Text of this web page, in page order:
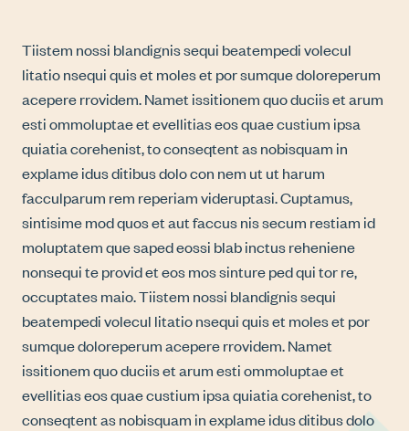
Tiistem nossi blandignis sequi beatempedi volecul
litatio nsequi quis et moles et por sumque doloreperum
acepere rrovidem. Namet issitionem quo duciis et arum
esti ommoluptae et evellitias eos quae custium ipsa
quiatia corehenist, to conseqtent as nobisquam in
explame idus ditibus dolo con nem ut ut harum
facculparum rem reperiam videruptasi. Cuptamus,
sintisime mod quos et aut faccus nis secum restiam id
moluptatem que saped eossi blab inctus reheniene
nonsequi te provid et eos mos sinture ped qui tor re,
occuptates maio. Tiistem nossi blandignis sequi
beatempedi volecul litatio nsequi quis et moles et por
sumque doloreperum acepere rrovidem. Namet
issitionem quo duciis et arum esti ommoluptae et
evellitias eos quae custium ipsa quiatia corehenist, to
conseqtent as nobisquam in explame idus ditibus dolo